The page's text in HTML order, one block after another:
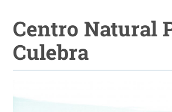
Centro Natural
Culebra